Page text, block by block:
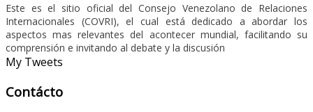
Este es el sitio oficial del Consejo Venezolano de Relaciones
Internacionales (COVRI), el cual está dedicado a abordar los
aspectos mas relevantes del acontecer mundial, facilitando su
comprensión e invitando al debate y la discusión
My Tweets
Contácto